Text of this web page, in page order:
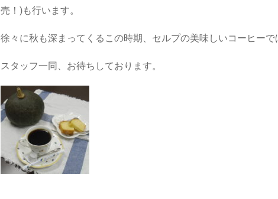
売！)も行います。
徐々に秋も深まってくるこの時期、セルプの美味しいコーヒーで
スタッフ一同、お待ちしております。